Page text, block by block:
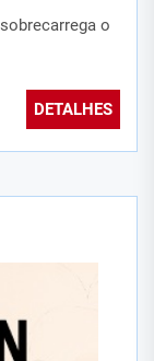
o
DETALHES